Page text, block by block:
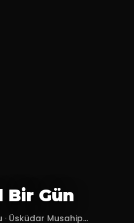
Bir Gün
· Üsküdar Musahip...